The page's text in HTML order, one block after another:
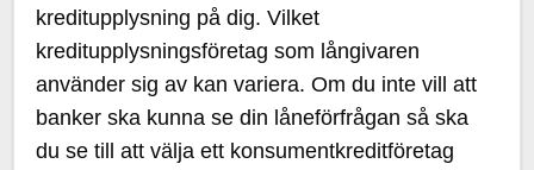
kreditupplysning på dig. Vilket
kreditupplysningsföretag som långivaren
använder sig av kan variera. Om du inte vill att
banker ska kunna se din låneförfrågan så ska
du se till att välja ett konsumentkreditföretag